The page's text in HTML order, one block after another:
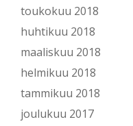
toukokuu 2018
huhtikuu 2018
maaliskuu 2018
helmikuu 2018
tammikuu 2018
joulukuu 2017